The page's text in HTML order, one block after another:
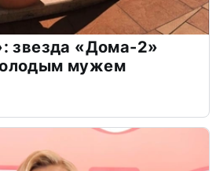
звезда «Дома-2»
мужем